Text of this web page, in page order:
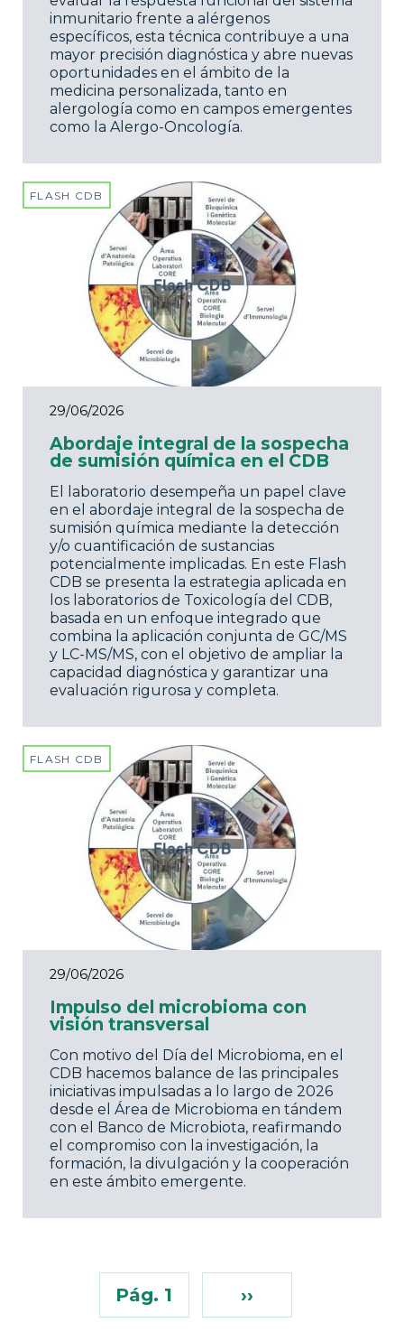
inmunitario frente a alérgenos
específicos, esta técnica contribuye a una
mayor precisión diagnóstica y abre nuevas
oportunidades en el ámbito de la
medicina personalizada, tanto en
alergología como en campos emergentes
como la Alergo-Oncología.
FLASH CDB
29/06/2026
Abordaje integral de la sospecha
de sumisión química en el CDB
El laboratorio desempeña un papel clave
en el abordaje integral de la sospecha de
sumisión química mediante la detección
y/o cuantificación de sustancias
potencialmente implicadas. En este Flash
CDB se presenta la estrategia aplicada en
los laboratorios de Toxicología del CDB,
basada en un enfoque integrado que
combina la aplicación conjunta de GC/MS
y LC-MS/MS, con el objetivo de ampliar la
capacidad diagnóstica y garantizar una
evaluación rigurosa y completa.
FLASH CDB
29/06/2026
Impulso del microbioma con
visión transversal
Con motivo del Día del Microbioma, en el
CDB hacemos balance de las principales
iniciativas impulsadas a lo largo de 2026
desde el Área de Microbioma en tándem
con el Banco de Microbiota, reafirmando
el compromiso con la investigación, la
formación, la divulgación y la cooperación
en este ámbito emergente.
Pág. 1 ››